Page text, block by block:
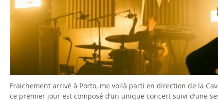
e
-
T
h
e
Fraichement arrivé à Porto, me voilà parti en direction de la
ce premier jour est composé d’un unique concert suivi d’une